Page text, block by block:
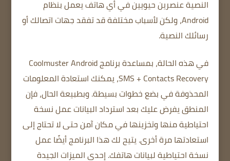
النصية عنصرين حيويين في أي هاتف يعمل بنظام
Android، ولكن لأسباب مختلفة قد تفقد جهات اتصالك أو
رسائلك النصية.
في هذه الحالة، بمساعدة برنامج Coolmuster Android
SMS + Contacts Recovery، يمكنك استعادة المعلومات
المحذوفة في بضع خطوات بسيطة. وبطبيعة الحال، فإن
المنطق يفرض عليك بعد استرداد البيانات عمل نسخة
احتياطية منها وتخزينها في مكان آمن حتى لا تحتاج إلى
استعادتها مرة أخرى.يتيح لك هذا البرنامج أيضًا عمل
نسخة احتياطية لبيانات هاتفك.إحدى الميزات الجيدة